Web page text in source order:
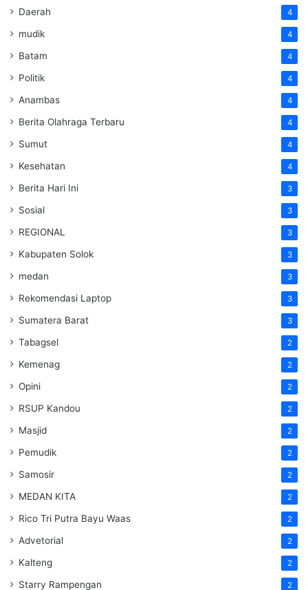
Daerah 4
mudik 4
Batam 4
Politik 4
Anambas 4
Berita Olahraga Terbaru 4
Sumut 4
Kesehatan 4
Berita Hari Ini 3
Sosial 3
REGIONAL 3
Kabupaten Solok 3
medan 3
Rekomendasi Laptop 3
Sumatera Barat 3
Tabagsel 2
Kemenag 2
Opini 2
RSUP Kandou 2
Masjid 2
Pemudik 2
Samosir 2
MEDAN KITA 2
Rico Tri Putra Bayu Waas 2
Advetorial 2
Kalteng 2
Starry Rampengan 2